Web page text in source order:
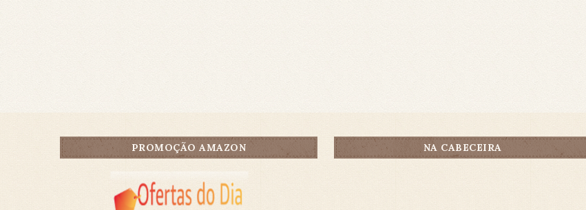
PROMOÇÃO AMAZON NA CABECEIRA